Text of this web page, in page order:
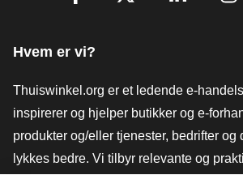
Hvem er vi?
Thuiswinkel.org er et ledende e-
inspirerer og hjelper butikker og e-
produkter og/eller tjenester, bedrifter og
lykkes bedre. Vi tilbyr relevante og